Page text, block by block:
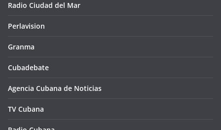
Radio Ciudad del Mar
Perlavision
Granma
Cubadebate
Agencia Cubana de Noticias
TV Cubana